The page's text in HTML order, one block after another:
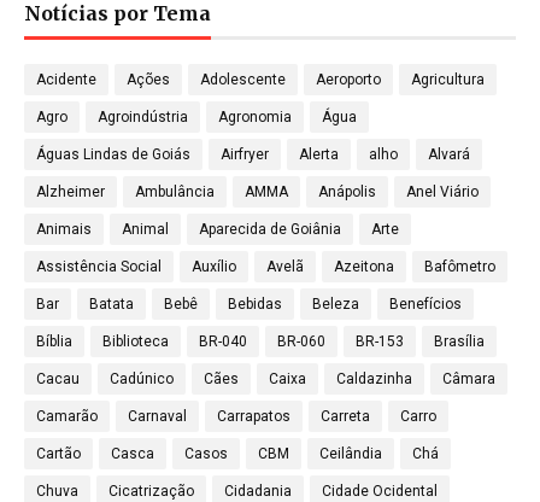
Notícias por Tema
Acidente Ações Adolescente Aeroporto Agricultura
Agro Agroindústria Agronomia Água
Águas Lindas de Goiás Airfryer Alerta alho Alvará
Alzheimer Ambulância AMMA Anápolis Anel Viário
Animais Animal Aparecida de Goiânia Arte
Assistência Social Auxílio Avelã Azeitona Bafômetro
Bar Batata Bebê Bebidas Beleza Benefícios
Bíblia Biblioteca BR-040 BR-060 BR-153 Brasília
Cacau Cadúnico Cães Caixa Caldazinha Câmara
Camarão Carnaval Carrapatos Carreta Carro
Cartão Casca Casos CBM Ceilândia Chá
Chuva Cicatrização Cidadania Cidade Ocidental